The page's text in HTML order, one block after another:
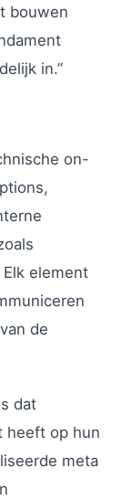
bouwen
in.”
on-
element
de
dat
heeft op hun
meta